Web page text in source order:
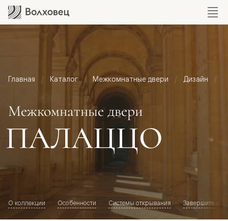
Главная Каталог Межкомнатные двери Дизайн
Межкомнатные двери
ПАЛАЦЦО
О коллекции Особенности Системы открывания Завершите